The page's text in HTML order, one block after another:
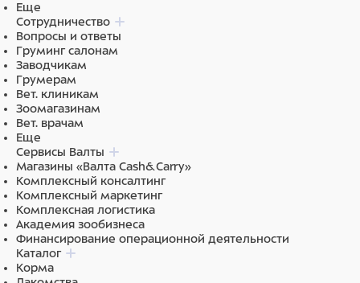
Еще
Сотрудничество
Вопросы и ответы
Груминг салонам
Заводчикам
Грумерам
Вет. клиникам
Зоомагазинам
Вет. врачам
Еще
Сервисы Валты
Магазины «Валта Cash&Carry»
Комплексный консалтинг
Комплексный маркетинг
Комплексная логистика
Академия зообизнеса
Финансирование операционной деятельности
Каталог
Корма